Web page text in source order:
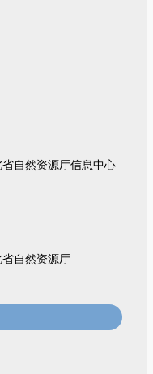
自然资源厅信息中心
自然资源厅